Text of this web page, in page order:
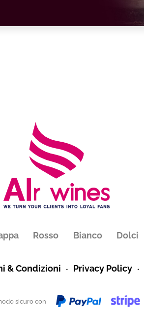
Rosso Bianco Dolci
& Condizioni Privacy Policy
sicuro con